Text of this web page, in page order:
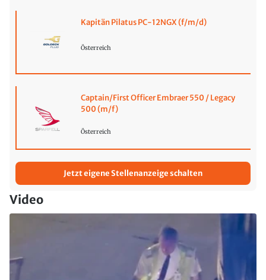
Kapitän Pilatus PC-12NGX (f/m/d)
Österreich
Captain/First Officer Embraer 550 / Legacy
500 (m/f)
Österreich
Jetzt eigene Stellenanzeige schalten
Video